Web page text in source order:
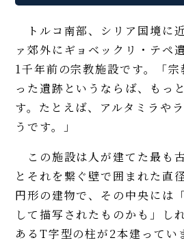
トルコ南部、シリア国境に
ァ郊外にギョベックリ・テペ
1千年前の宗教施設です。「
った遺跡というならば、もっ
す。たとえば、アルタミラや
うです。」
この施設は人が建てた最も
とそれを繋ぐ壁で囲まれた直
円形の建物で、その中央には
して描写されたものかも」し
あるT字型の柱が2本建ってい